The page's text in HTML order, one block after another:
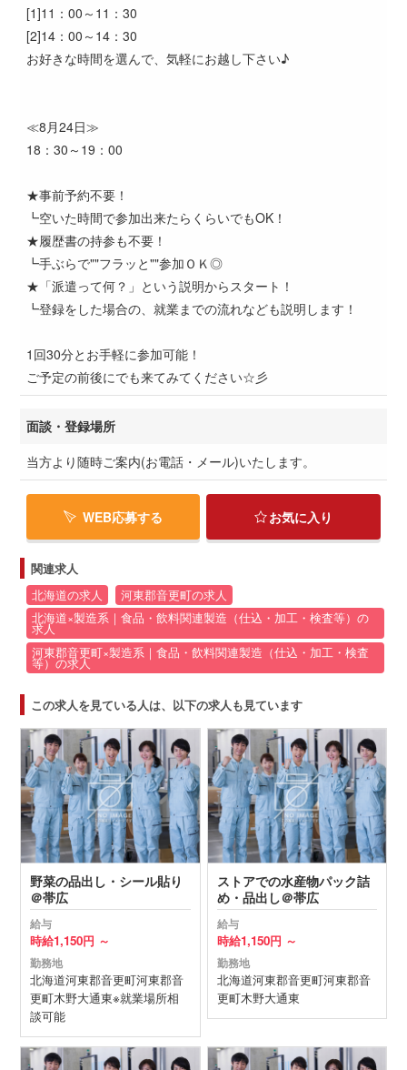
[1]11：00～11：30
[2]14：00～14：30
お好きな時間を選んで、気軽にお越し下さい♪
≪8月24日≫
18：30～19：00
★事前予約不要！
┗空いた時間で参加出来たらくらいでもOK！
★履歴書の持参も不要！
┗手ぶらで""フラッと""参加ＯＫ◎
★「派遣って何？」という説明からスタート！
┗登録をした場合の、就業までの流れなども説明します！
1回30分とお手軽に参加可能！
ご予定の前後にでも来てみてください☆彡
面談・登録場所
当方より随時ご案内(お電話・メール)いたします。
WEB応募する お気に入り
関連求人
北海道の求人
河東郡音更町の求人
北海道×製造系｜食品・飲料関連製造（仕込・加工・検査等）の
求人
河東郡音更町×製造系｜食品・飲料関連製造（仕込・加工・検査
等）の求人
この求人を見ている人は、以下の求人も見ています
野菜の品出し・シール貼り
＠帯広
給与
時給1,150円 ～
勤務地
北海道河東郡音更町河東郡音
更町木野大通東※就業場所相
談可能
ストアでの水産物パック詰
め・品出し＠帯広
給与
時給1,150円 ～
勤務地
北海道河東郡音更町河東郡音
更町木野大通東